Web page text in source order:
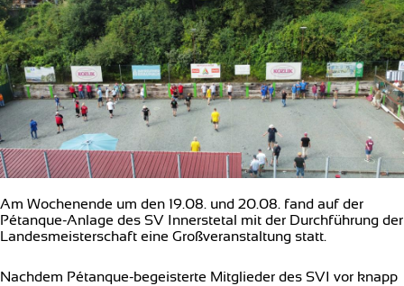
Am Wochenende um den 19.08. und 20.08. fand auf der
Pétanque-Anlage des SV Innerstetal mit der Durchführung der
Landesmeisterschaft eine Großveranstaltung statt.
Nachdem Pétanque-begeisterte Mitglieder des SVI vor knapp